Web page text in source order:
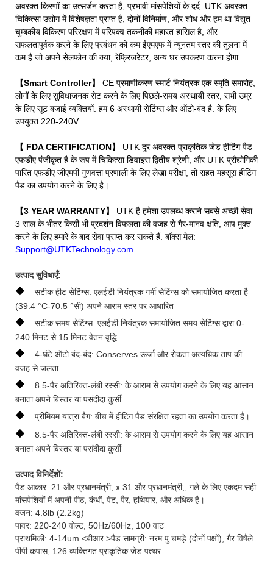
अवरक्त किरणों का उत्सर्जन करता है, प्रभावी मांसपेशियों के दर्द. UTK अवरक्त
चिकित्सा उद्योग में विशेषज्ञता प्राप्त है, दोनों विनिर्माण, और शोध और हम था विद्युत
चुम्बकीय विकिरण परिरक्षण में परिपक्व तकनीकी महारत हासिल है, और
सफलतापूर्वक करने के लिए प्रबंधन को कम ईएमएफ में न्यूनतम स्तर की तुलना में
कम है जो अपने सेलफोन की क्या, रेफ्रिजरेटर, अन्य घर उपकरण करना होगा.
【Smart Controller】 CE प्रमाणीकरण स्मार्ट नियंत्रक एक स्मृति समारोह,
लोगों के लिए सुविधाजनक सेट करने के लिए पिछले-समय अस्थायी स्तर, सभी उम्र
के लिए सूट बजाई व्यक्तियों. हम 6 अस्थायी सेटिंग्स और ऑटो-बंद है. के लिए
उपयुक्त 220-240V
【 FDA CERTIFICATION】 UTK दूर अवरक्त प्राकृतिक जेड हीटिंग पैड
एफडीए पंजीकृत है के रूप में चिकित्सा डिवाइस द्वितीय श्रेणी, और UTK प्रौद्योगिकी
पारित एफडीए जीएमपी गुणवत्ता प्रणाली के लिए लेखा परीक्षा, तो राहत महसूस हीटिंग
पैड का उपयोग करने के लिए है।
【3 YEAR WARRANTY】 UTK है हमेशा उपलब्ध कराने सबसे अच्छी सेवा
3 साल के भीतर किसी भी प्रदर्शन विफलता की वजह से गैर-मानव क्षति, आप मुक्त
करने के लिए हमारे के बाद सेवा प्राप्त कर सकते हैं. बॉक्स मेल:
Support@UTKTechnology.com
उत्पाद सुविधाएँ:
◆
सटीक हीट सेटिंग्स: एलईडी नियंत्रक गर्मी सेटिंग्स को समायोजित करता है
(39.4 °C-70.5 °सी) अपने आराम स्तर पर आधारित
◆
सटीक समय सेटिंग्स: एलईडी नियंत्रक समायोजित समय सेटिंग्स द्वारा 0-
240 मिनट से 15 मिनट वेतन वृद्धि.
◆
4-घंटे ऑटो बंद-बंद: Conserves ऊर्जा और रोकता अत्यधिक ताप की
वजह से जलता
◆
8.5-पैर अतिरिक्त-लंबी रस्सी: के आराम से उपयोग करने के लिए यह आसान
बनाता अपने बिस्तर या पसंदीदा कुर्सी
◆ प्रीमियम यात्रा बैग: बीच में हीटिंग पैड संरक्षित रहता का उपयोग करता है।
◆
8.5-पैर अतिरिक्त-लंबी रस्सी: के आराम से उपयोग करने के लिए यह आसान
बनाता अपने बिस्तर या पसंदीदा कुर्सी
उत्पाद विनिर्देशों:
पैड आकार: 21 और प्रधानमंत्री; x 31 और प्रधानमंत्री;, गले के लिए एकदम सही
मांसपेशियों में अपनी पीठ, कंधों, पेट, पैर, हथियार, और अधिक है।
वजन: 4.8lb (2.2kg)
पावर: 220-240 वोल्ट, 50Hz/60Hz, 100 वाट
प्राथमिकी: 4-14um <बीआर >पैड सामग्री: नरम पु चमड़े (दोनों पक्षों), गैर विषैले
पीपी कपास, 126 व्यक्तिगत प्राकृतिक जेड पत्थर